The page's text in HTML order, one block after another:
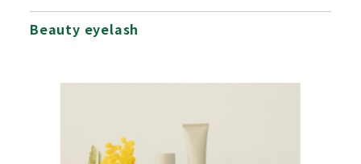
Beauty eyelash